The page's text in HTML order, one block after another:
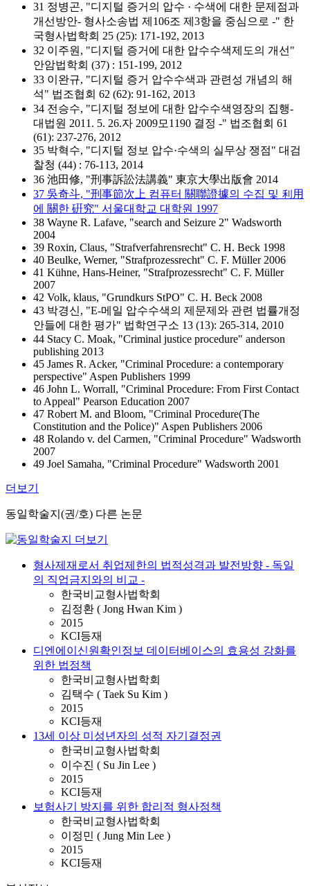
31 정병곤, "디지털 증거의 압수 · 수색에 대한 문제점과
개선방안- 형사소송법 제106조 제3항을 중심으로 -" 한
국형사법학회 25 (25): 171-192, 2013
32 이주원, "디지털 증거에 대한 압수수색제도의 개선"
안암법학회 (37) : 151-199, 2012
33 이완규, "디지털 증거 압수수색과 관련성 개념의 해
석" 법조협회 62 (62): 91-162, 2013
34 전승수, "디지털 정보에 대한 압수수색영장의 집행-
대법원 2011. 5. 26.자 2009모1190 결정 -" 법조협회 61
(61): 237-276, 2012
35 박혁수, "디지털 정보 압수·수색의 실무상 쟁점" 대검
찰청 (44) : 76-113, 2014
36 池田修, "刑事訴訟法講義" 東京大學出版會 2014
37 吳奇斗, "刑事節次上 컴퓨터 關聯證據의 수집 및 利用
에 關한 硏究" 서울대학교 대학원 1997
38 Wayne R. Lafave, "search and Seizure 2" Wadsworth
2004
39 Roxin, Claus, "Strafverfahrensrecht" C. H. Beck 1998
40 Beulke, Werner, "Strafprozessrecht" C. F. Müller 2006
41 Kühne, Hans-Heiner, "Strafprozessrecht" C. F. Müller
2007
42 Volk, klaus, "Grundkurs StPO" C. H. Beck 2008
43 박경신, "E-메일 압수수색의 제문제와 관련 법률개정
안들에 대한 평가" 법학연구소 13 (13): 265-314, 2010
44 Stacy C. Moak, "Criminal justice procedure" anderson
publishing 2013
45 James R. Acker, "Criminal Procedure: a contemporary
perspective" Aspen Publishers 1999
46 John L. Worrall, "Criminal Procedure: From First Contact
to Appeal" Pearson Education 2007
47 Robert M. and Bloom, "Criminal Procedure(The
Constitution and the Police)" Aspen Publishers 2006
48 Rolando v. del Carmen, "Criminal Procedure" Wadsworth
2007
49 Joel Samaha, "Criminal Procedure" Wadsworth 2001
더보기
동일학술지(권/호) 다른 논문
형사제재로서 취업제한의 법적성격과 발전방향 - 독일
의 직업금지와의 비교 -
한국비교형사법학회
김정환 ( Jong Hwan Kim )
2015
KCI등재
디엔에이신원확인정보 데이터베이스의 효용성 강화를
위한 법정책
한국비교형사법학회
김택수 ( Taek Su Kim )
2015
KCI등재
13세 이상 미성년자의 성적 자기결정권
한국비교형사법학회
이수진 ( Su Jin Lee )
2015
KCI등재
보험사기 방지를 위한 합리적 형사정책
한국비교형사법학회
이정민 ( Jung Min Lee )
2015
KCI등재